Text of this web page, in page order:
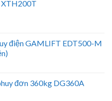
XTH200T
điện GAMLIFT EDT500-M
đơn 360kg DG360A